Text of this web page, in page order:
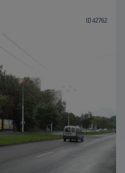
ID 42762